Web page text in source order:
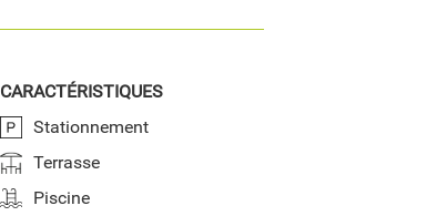
CARACTÉRISTIQUES
Stationnement
Terrasse
Piscine